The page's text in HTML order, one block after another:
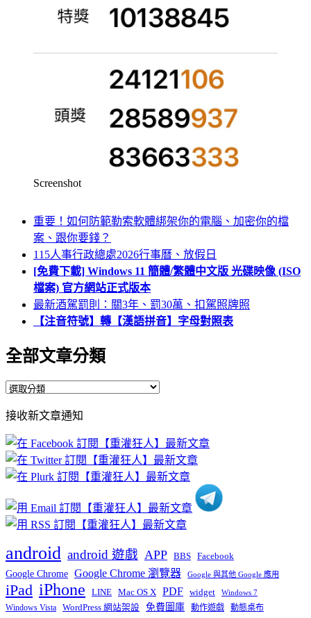
Screenshot
重要！如何防範勒索軟體綁架你的電腦、加密你的檔
案、跟你要錢？
115人事行政總處2026行事曆、放假日
[免費下載] Windows 11 簡體/繁體中文版 光碟映像 (ISO
檔案) 官方網站正式版本
最新酒駕罰則：關3年、罰30萬、扣駕照牌照
【注音符號】轉【漢語拼音】字母對照表
全部文章分類
全
文
章
分
類
接收新文章通知
android android 遊戲 APP BBS Facebook
Google Chrome Google Chrome 瀏覽器 Google 與其他 Google 應用
iPad iPhone LINE Mac OS X PDF widget Windows 7
Windows Vista WordPress 網站架設 免費圖庫 動作遊戲 動態桌布